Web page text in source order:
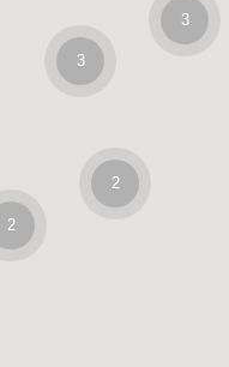
3
2
3
2